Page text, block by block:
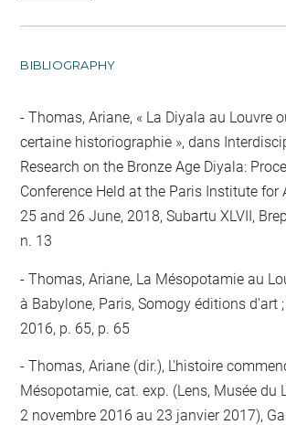
BIBLIOGRAPHY
Thomas, Ariane, « La Diyala au Louvre
certaine historiographie », dans
Research on the Bronze Age Diyala:
Conference Held at the Paris Institute for
25 and 26 June, 2018, Subartu XLVII,
n. 13
Thomas, Ariane, La Mésopotamie au
à Babylone, Paris, Somogy éditions d'art
2016, p. 65, p. 65
Thomas, Ariane (dir.), L'histoire
Mésopotamie, cat. exp. (Lens, Musée du
2 novembre 2016 au 23 janvier 2017),